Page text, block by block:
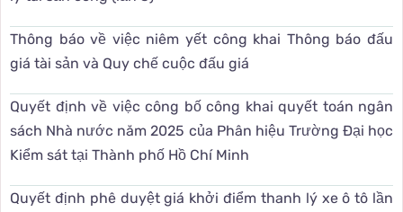
Thông báo về việc niêm yết công khai Thông báo đấu
giá tài sản và Quy chế cuộc đấu giá
Quyết định về việc công bố công khai quyết toán ngân
sách Nhà nước năm 2025 của Phân hiệu Trường Đại học
Kiểm sát tại Thành phố Hồ Chí Minh
Quyết định phê duyệt giá khởi điểm thanh lý xe ô tô lần